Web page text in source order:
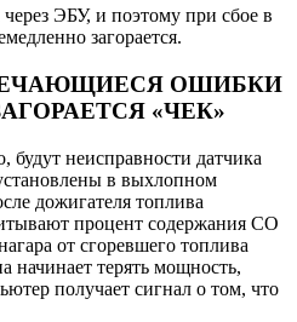
ЭБУ, и поэтому при сбое в
загорается.
ОШИБКИ
«ЧЕК»
будут неисправности датчика
в выхлопном
дожигателя топлива
процент содержания СО
от сгоревшего топлива
начинает терять мощность,
получает сигнал о том, что